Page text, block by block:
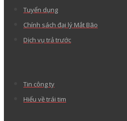
Tuyển dụng
Chính sách đại lý Mắt Bão
Dịch vụ trả trước
Tin công ty
Hiểu về trái tim